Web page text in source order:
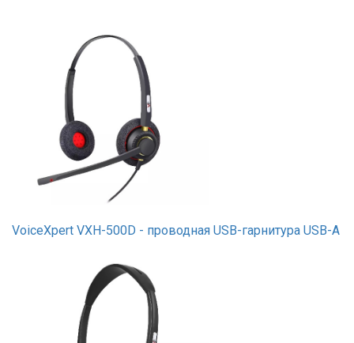
VoiceXpert VXH-500D - проводная USB-гарнитура USB-A